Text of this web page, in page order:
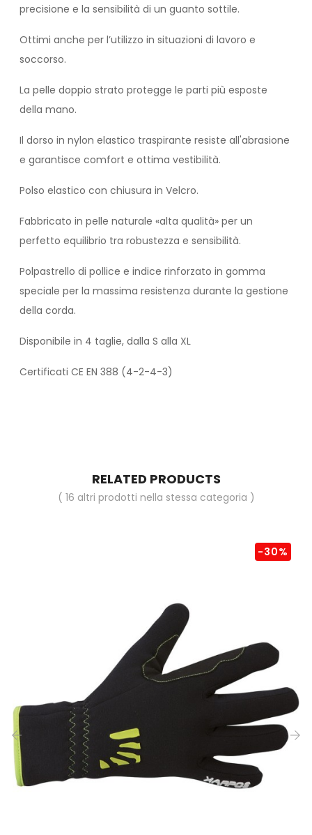
precisione e la sensibilità di un guanto sottile.
Ottimi anche per l’utilizzo in situazioni di lavoro e
soccorso.
La pelle doppio strato protegge le parti più esposte
della mano.
Il dorso in nylon elastico traspirante resiste all'abrasione
e garantisce comfort e ottima vestibilità.
Polso elastico con chiusura in Velcro.
Fabbricato in pelle naturale «alta qualità» per un
perfetto equilibrio tra robustezza e sensibilità.
Polpastrello di pollice e indice rinforzato in gomma
speciale per la massima resistenza durante la gestione
della corda.
Disponibile in 4 taglie, dalla S alla XL
Certificati CE EN 388 (4-2-4-3)
RELATED PRODUCTS
( 16 altri prodotti nella stessa categoria )
-30%